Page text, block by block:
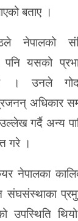
बताए ।
नेपालको
यसको
। उनले
अधिकार
उल्लेख गर्दै अन्य
गरे ।
नेपालका
संघसंस्थाका
उपस्थिति